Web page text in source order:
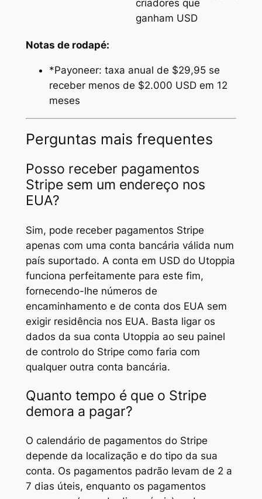
criadores que
ganham USD
Notas de rodapé:
*Payoneer: taxa anual de $29,95 se
receber menos de $2.000 USD em 12
meses
Perguntas mais frequentes
Posso receber pagamentos
Stripe sem um endereço nos
EUA?
Sim, pode receber pagamentos Stripe
apenas com uma conta bancária válida num
país suportado. A conta em USD do Utoppia
funciona perfeitamente para este fim,
fornecendo-lhe números de
encaminhamento e de conta dos EUA sem
exigir residência nos EUA. Basta ligar os
dados da sua conta Utoppia ao seu painel
de controlo do Stripe como faria com
qualquer outra conta bancária.
Quanto tempo é que o Stripe
demora a pagar?
O calendário de pagamentos do Stripe
depende da localização e do tipo da sua
conta. Os pagamentos padrão levam de 2 a
7 dias úteis, enquanto os pagamentos